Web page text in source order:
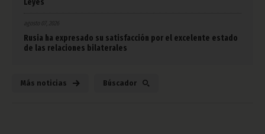
Leyes
agosto 07, 2026
Rusia ha expresado su satisfacción por el excelente estado
de las relaciones bilaterales
Más noticias Búscador